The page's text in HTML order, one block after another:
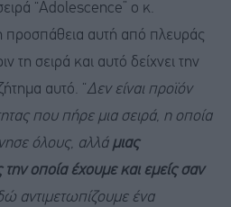
“Adolescence” ο κ.
προσπάθεια αυτή από πλευράς
τη σειρά και αυτό δείχνει την
αυτό. “Δεν είναι προϊόν
που πήρε μια σειρά, η οποία
όλους, αλλά μιας
οποία έχουμε και εμείς σαν
αντιμετωπίζουμε ένα